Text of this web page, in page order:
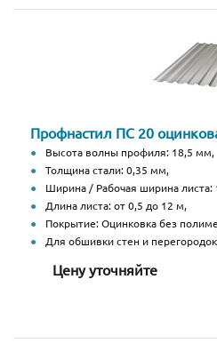
Профнастил ПС 20
Высота волны профиля: 18,5 мм,
Толщина стали: 0,35 мм,
Ширина / Рабочая ширина
Длина листа: от 0,5 до 12 м,
Покрытие: Оцинковка без
Для обшивки стен и
Цену уточняйте